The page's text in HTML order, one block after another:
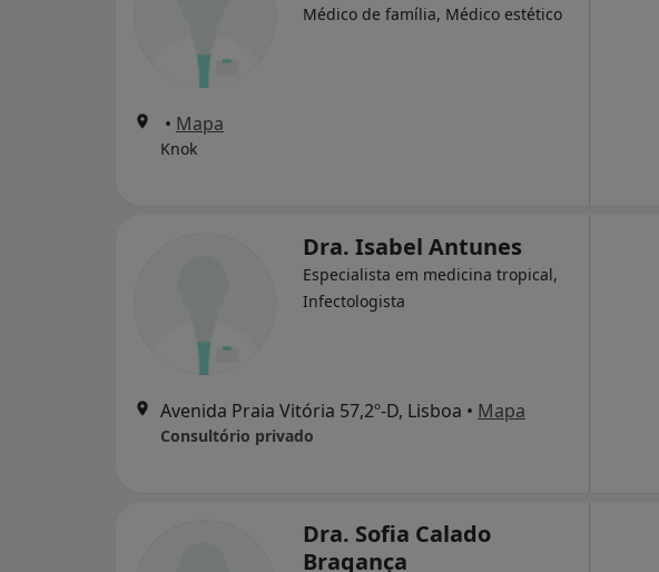
Médico de família, Médico estético
• Mapa
Knok
Dra. Isabel Antunes
Especialista em medicina tropical,
Infectologista
Avenida Praia Vitória 57,2º-D, Lisboa • Mapa
Consultório privado
Dra. Sofia Calado
Bragança